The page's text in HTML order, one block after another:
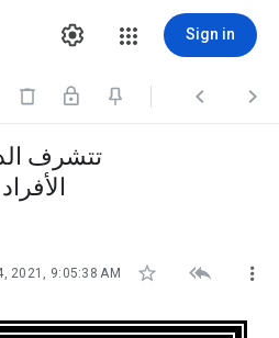
Sign in
  
تتشرف
الأفراد وشؤون
2021, 9:05:38 AM   